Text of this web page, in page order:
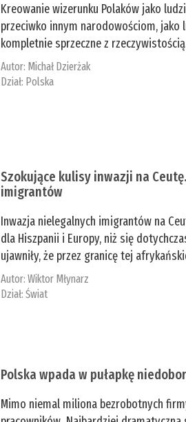
Kreowanie wizerunku Polaków jako
przeciwko innym narodowościom,
kompletnie sprzeczne z
Autor: Michał Dzierżak
Dział: Polska
Szokujące kulisy inwazji na
imigrantów
Inwazja nielegalnych imigrantów na
dla Hiszpanii i Europy, niż się
ujawniły, że przez granicę tej
Autor:Wiktor Młynarz
Dział:Świat
Polska wpada w pułapkę
Mimo niemal miliona bezrobotnych